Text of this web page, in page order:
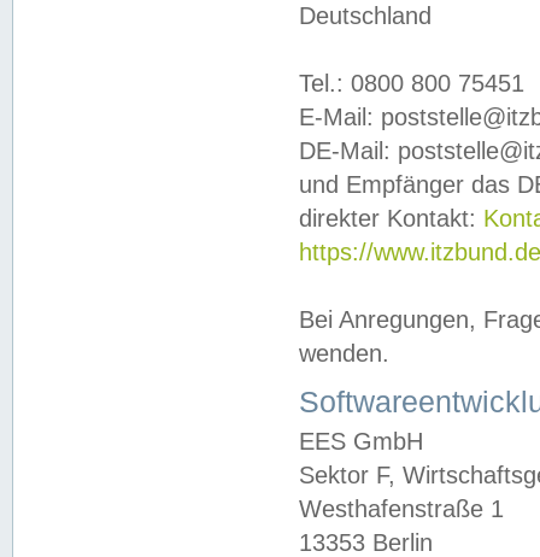
Deutschland
Tel.: 0800 800 75451
E-Mail:
DE-Mail:
und Empfänger das
direkter Kontakt:
https://
Bei Anregungen,
wenden.
EES GmbH
Sektor F,
Westhafenstraße 1
13353 Berlin